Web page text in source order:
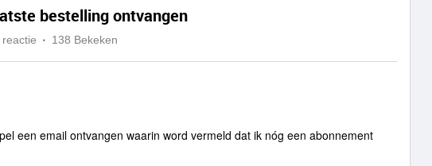
bestelling ontvangen
reactie 138 Bekeken
een email ontvangen waarin word vermeld dat ik nóg een abonnement